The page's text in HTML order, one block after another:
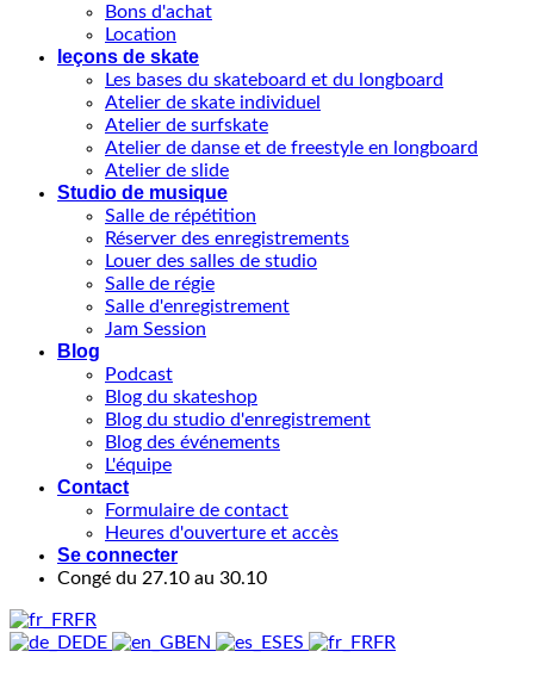
Bons d'achat
Location
leçons de skate
Les bases du skateboard et du longboard
Atelier de skate individuel
Atelier de surfskate
Atelier de danse et de freestyle en longboard
Atelier de slide
Studio de musique
Salle de répétition
Réserver des enregistrements
Louer des salles de studio
Salle de régie
Salle d'enregistrement
Jam Session
Blog
Podcast
Blog du skateshop
Blog du studio d'enregistrement
Blog des événements
L'équipe
Contact
Formulaire de contact
Heures d'ouverture et accès
Se connecter
Congé du 27.10 au 30.10
FR
DE
EN ES FR